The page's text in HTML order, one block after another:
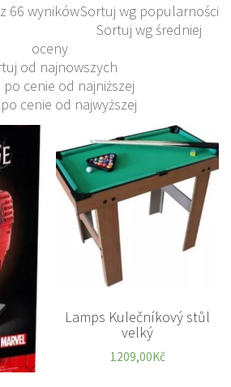
66 wynikówSortuj wg popularności
Sortuj wg średniej
oceny
od najnowszych
cenie od najniższej
cenie od najwyższej
Lamps Kulečníkový stůl
velký
1209,00Kč